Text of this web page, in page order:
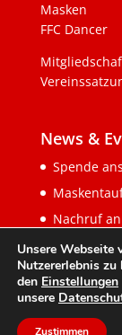
Masken
FFC Dancer
News &
Spende
Nachruf
Unsere Webseite
Nutzererlebnis
den Einstellungen
unsere
Zustimmen